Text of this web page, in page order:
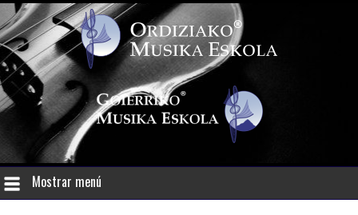
Mostrar menú